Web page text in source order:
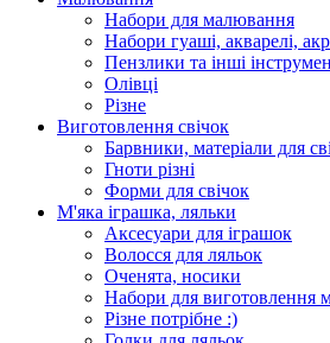
Набори для малювання
Набори гуаші, акварелі,
Пензлики та інші
Олівці
Різне
Виготовлення свічок
Барвники, матеріали для
Гноти різні
Форми для свічок
М'яка іграшка, ляльки
Аксесуари для іграшок
Волосся для ляльок
Оченята, носики
Набори для виготовлення
Різне потрібне :)